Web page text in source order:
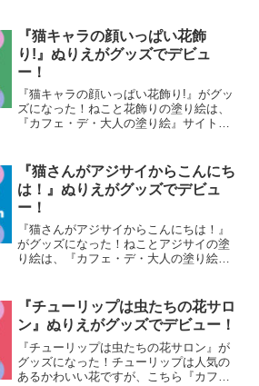
いつもトップ１で表示されるくらい、ど
うぶつたちのキャラ弁ぬりえ...
『猫キャラの顔いっぱい花飾
り!』ぬりえがグッズでデビュ
ー！
『猫キャラの顔いっぱい花飾り!』がグッ
ズになった！ねこと花飾りの塗り絵は、
『カフェ・デ・大人の塗り絵』サイトで
ら、ちょっとオシャレかなと思い描きま
した。ねこと花の絵は、...
『猫さんがアジサイからこんにち
は！』ぬりえがグッズでデビュ
ー！
『猫さんがアジサイからこんにちは！』
がグッズになった！ねことアジサイの塗
り絵は、『カフェ・デ・大人の塗り絵』
リます。アジサイの花は、ねこの顔より
も大きくてまん丸なので、...
『チューリップは虫たちの花サロ
ン』ぬりえがグッズでデビュー！
『チューリップは虫たちの花サロン』が
グッズになった！チューリップは人気の
あるかわいい花ですが、こちら『カフ